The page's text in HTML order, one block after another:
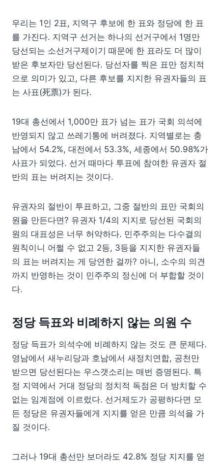
우리는 1인 2표, 지역구 후보에 한 표와 정당에 한 표
를 가진다. 지역구 선거는 하나의 선거구에서 1명만
당선되는 소선거구제이기 때문에 한 표라도 더 많이
받은 후보자만 당선된다. 당선자를 찍은 표만 정치적
으로 의미가 있고, 다른 후보를 지지한 유권자들의 표
는 사표(死票)가 된다.
19대 총선에서 1,000만 표가 넘는 표가 국회 의석에
반영되지 않고 쓰레기통에 버려졌다. 지역별로는 충
남에서 54.2%, 대전에서 53.3%, 세종에서 50.98%가
사표가 되었다. 선거 때마다 투표에 참여한 유권자 절
반의 표는 버려지는 것이다.
유권자의 절반이 투표하고, 그중 절반의 표만 국회의
원을 만든다면? 유권자 1/4의 지지로 당선된 국회의
원의 대표성은 너무 허약하다. 민주주의는 다수결의
원칙이니 어쩔 수 없고 2등, 3등을 지지한 유권자들
의 표는 버려지는 게 당연한 걸까? 아니, 소수의 의견
까지 반영하는 것이 민주주의 정신에 더 부합할 것이
다.
정당 득표와 비례하지 않는 의원 수
정당 득표가 의석수에 비례하지 않는 것도 큰 문제다.
영남에서 새누리당과 호남에서 새정치연합, 공천만
받으면 당선된다는 우스갯소리는 매번 증명된다. 특
정 지역에서 거대 정당의 정치적 독점은 더 방치할 수
없는 임계점에 이르렀다. 선거제도가 공평하다면 모
든 정당은 유권자들에게 지지를 얻은 만큼 의석을 가
질 것이다.
그러나 19대 총선만 보더라도 42.8% 정당 지지를 얻